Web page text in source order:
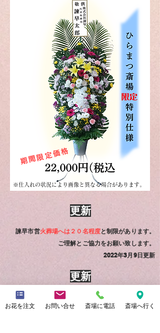
期間限定価格
※仕入れの状況により画像と異なる場合があります。
更新
諫早市営火葬場へは２０名程度と制限があります。
ご理解とご協力をお願い致します。
2022年3月9日更新
更新
長崎県在住・無症状の方 を対象に無料検査
お花を注文 お問い合せ 斎場に電話 斎場へ行く